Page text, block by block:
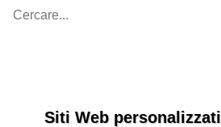
Siti Web personalizzati